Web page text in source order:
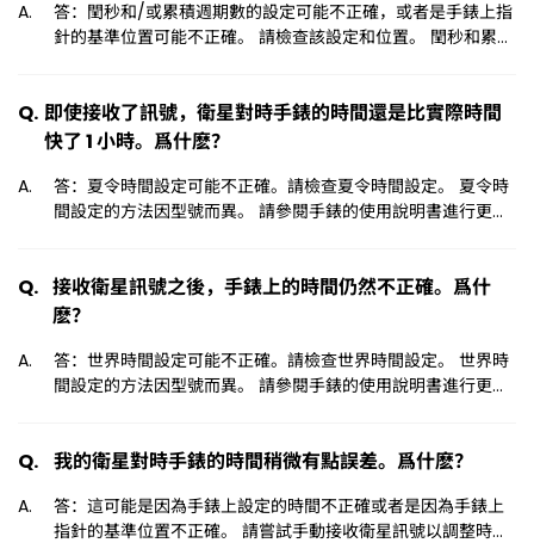
答：閏秒和/或累積週期數的設定可能不正確，或者是手錶上指
針的基準位置可能不正確。 請檢查該設定和位置。 閏秒和累積
用簡易操作說明手冊。 使用說明書
http://www.citizenwatch-
即使接收了訊號，衛星對時手錶的時間還是比實際時間
快了 1 小時。爲什麽？
答：夏令時間設定可能不正確。請檢查夏令時間設定。 夏令時
間設定的方法因型號而異。 請參閱手錶的使用說明書進行更
global.com/support/guide/manual_ct.html
接收衛星訊號之後，手錶上的時間仍然不正確。爲什
麽？
答：世界時間設定可能不正確。請檢查世界時間設定。 世界時
間設定的方法因型號而異。 請參閱手錶的使用說明書進行更
global.com/support/guide/manual_ct.html
我的衛星對時手錶的時間稍微有點誤差。爲什麽？
答：這可能是因為手錶上設定的時間不正確或者是因為手錶上
指針的基準位置不正確。 請嘗試手動接收衛星訊號以調整時